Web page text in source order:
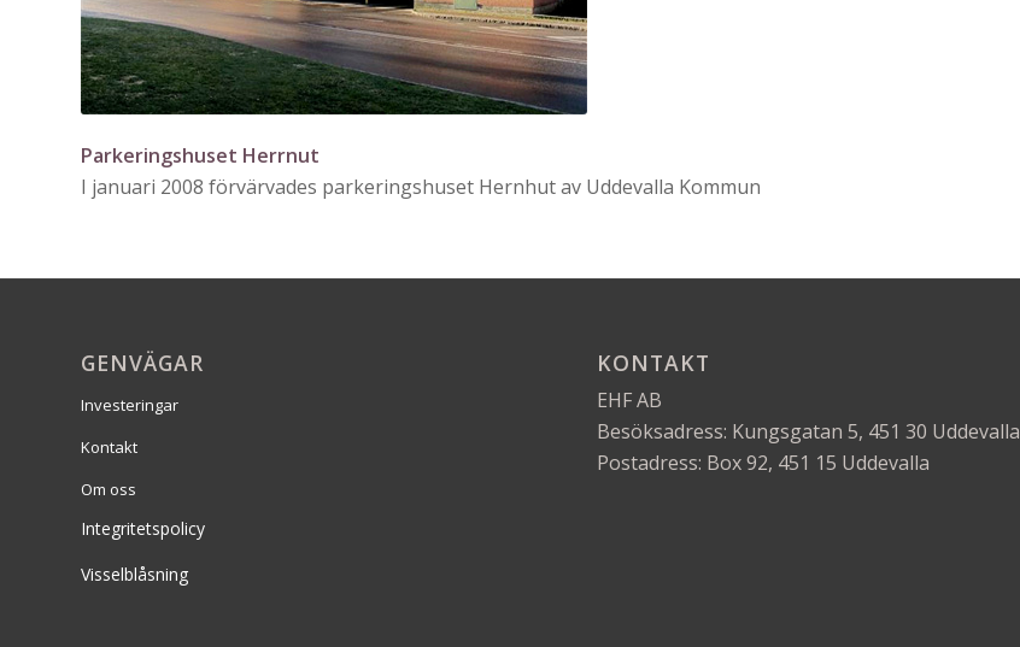
Parkeringshuset Herrnut
I januari 2008 förvärvades parkeringshuset Hernhut av Uddevalla Kommun
GENVÄGAR
Investeringar
Kontakt
Om oss
Integritetspolicy
Visselblåsning
KONTAKT
EHF AB
Besöksadress: Kungsgatan 5, 451 30 Uddevalla
Postadress: Box 92, 451 15 Uddevalla